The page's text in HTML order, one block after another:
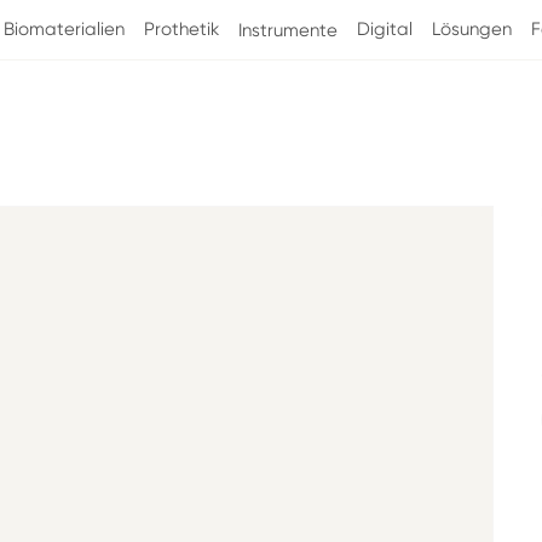
Biomaterialien Prothetik Instrumente Digital Lösungen